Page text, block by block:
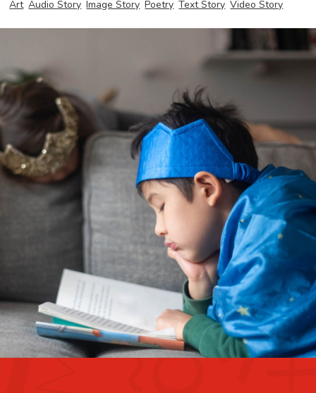
Art Audio Story Image Story Poetry Text Story Video Story